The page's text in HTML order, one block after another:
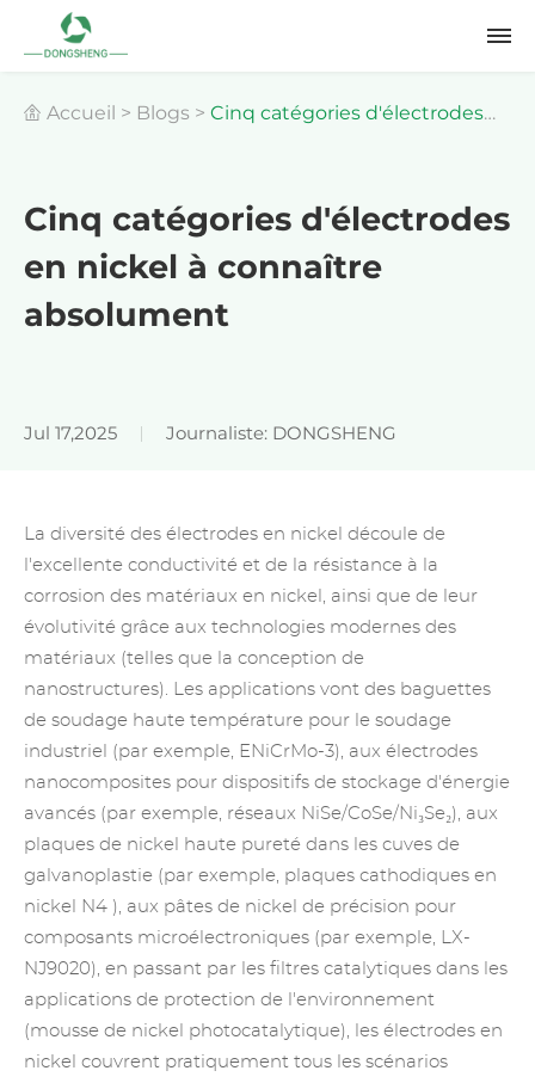
Accueil > Blogs > Cinq catégories d'électrodes
Cinq catégories d'électrodes
en nickel à connaître
absolument
Jul 17,2025 Journaliste: DONGSHENG
La diversité des électrodes en nickel découle de
l'excellente conductivité et de la résistance à la
corrosion des matériaux en nickel, ainsi que de leur
évolutivité grâce aux technologies modernes des
matériaux (telles que la conception de
nanostructures). Les applications vont des baguettes
de soudage haute température pour le soudage
industriel (par exemple, ENiCrMo-3), aux électrodes
nanocomposites pour dispositifs de stockage d'énergie
avancés (par exemple, réseaux NiSe/CoSe/Ni₃Se₂), aux
plaques de nickel haute pureté dans les cuves de
galvanoplastie (par exemple, plaques cathodiques en
nickel
N4 ), aux pâtes de nickel de précision pour
composants microélectroniques (par exemple, LX-
NJ9020), en passant par les filtres catalytiques dans les
applications de protection de l'environnement
(mousse de nickel photocatalytique), les électrodes en
nickel couvrent pratiquement tous les scénarios